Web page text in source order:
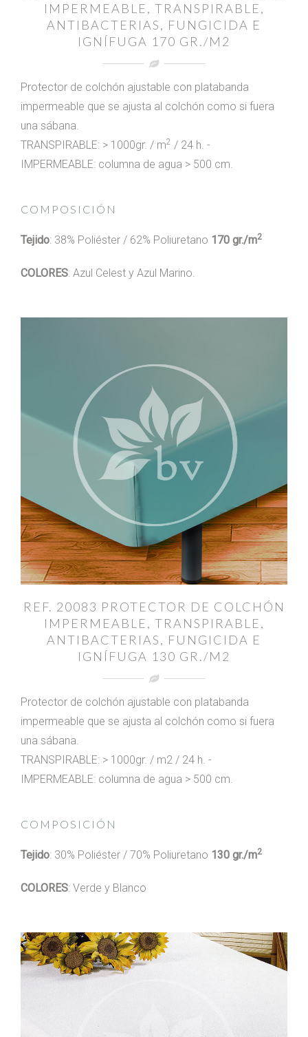
IMPERMEABLE, TRANSPIRABLE,
ANTIBACTERIAS, FUNGICIDA E
IGNÍFUGA 170 GR./M2
Protector de colchón ajustable con platabanda
impermeable que se ajusta al colchón como si fuera
una sábana.
TRANSPIRABLE: > 1000gr. / m2 / 24 h. -
IMPERMEABLE: columna de agua > 500 cm.
COMPOSICIÓN
Tejido: 38% Poliéster / 62% Poliuretano 170 gr./m2
COLORES: Azul Celest y Azul Marino.
REF. 20083 PROTECTOR DE COLCHÓN
IMPERMEABLE, TRANSPIRABLE,
ANTIBACTERIAS, FUNGICIDA E
IGNÍFUGA 130 GR./M2
Protector de colchón ajustable con platabanda
impermeable que se ajusta al colchón como si fuera
una sábana.
TRANSPIRABLE: > 1000gr. / m2 / 24 h. -
IMPERMEABLE: columna de agua > 500 cm.
COMPOSICIÓN
Tejido: 30% Poliéster / 70% Poliuretano 130 gr./m2
COLORES: Verde y Blanco